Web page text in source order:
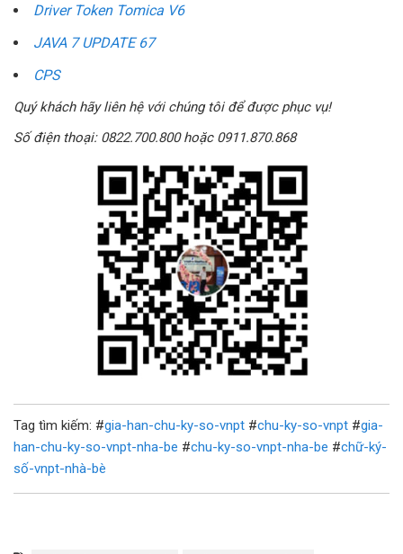
Driver Token Tomica V6
JAVA 7 UPDATE 67
CPS
Quý khách hãy liên hệ với chúng tôi để được phục vụ!
Số điện thoại: 0822.700.800 hoặc 0911.870.868
Tag tìm kiếm: #gia-han-chu-ky-so-vnpt #chu-ky-so-vnpt #gia-
han-chu-ky-so-vnpt-nha-be #chu-ky-so-vnpt-nha-be #chữ-ký-
số-vnpt-nhà-bè